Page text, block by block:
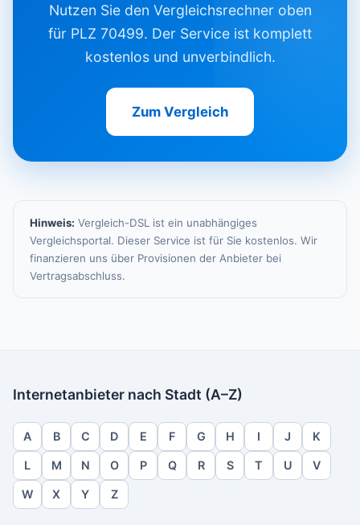
Nutzen Sie den Vergleichsrechner oben
für PLZ 70499. Der Service ist komplett
kostenlos und unverbindlich.
Zum Vergleich
Hinweis: Vergleich-DSL ist ein unabhängiges
Vergleichsportal. Dieser Service ist für Sie kostenlos. Wir
finanzieren uns über Provisionen der Anbieter bei
Vertragsabschluss.
Internetanbieter nach Stadt (A–Z)
A B C D E F G H I J K
L M N O P Q R S T U V
W X Y Z